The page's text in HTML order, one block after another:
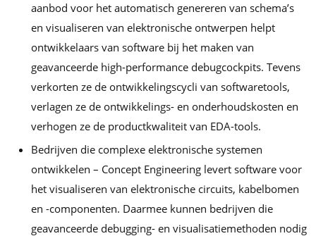
aanbod voor het automatisch genereren van schema’s
en visualiseren van elektronische ontwerpen helpt
ontwikkelaars van software bij het maken van
geavanceerde high-performance debugcockpits. Tevens
verkorten ze de ontwikkelingscycli van softwaretools,
verlagen ze de ontwikkelings- en onderhoudskosten en
verhogen ze de productkwaliteit van EDA-tools.
Bedrijven die complexe elektronische systemen
ontwikkelen – Concept Engineering levert software voor
het visualiseren van elektronische circuits, kabelbomen
en -componenten. Daarmee kunnen bedrijven die
geavanceerde debugging- en visualisatiemethoden nodig